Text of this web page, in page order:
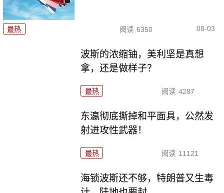
最热 阅读 6350 08-03
波斯的浓缩铀，美利坚是真想
拿，还是做样子？
最热 阅读 4287
东瀛彻底撕掉和平面具，公然发
射进攻性武器！
最热 阅读 11121
海锁波斯还不够，特朗普又生毒